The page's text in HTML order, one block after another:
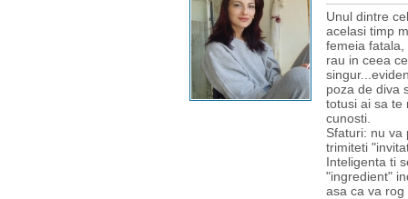
Unul dintre
acelasi timp
femeia
rau in ceea
poza de diva
totusi ai sa te
cunosti.
Sfaturi: nu va
trimiteti
Inteligenta ti
"ingredient"
asa ca va